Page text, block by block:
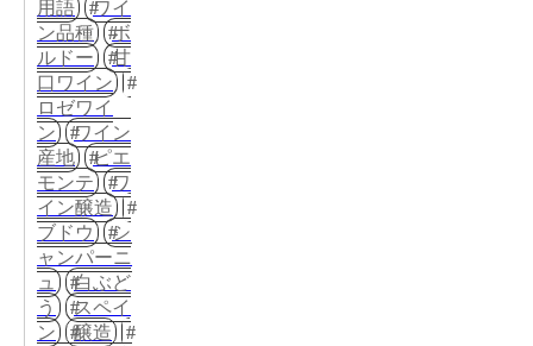
用語
ワイ
ン品種
ボ
ルドー
甘
口ワイン
ロゼワイ
ン
ワイン
産地
ピエ
モンテ
ワ
イン醸造
ブドウ
シ
ャンパーニ
ュ
白ぶど
う
スペイ
ン
醸造